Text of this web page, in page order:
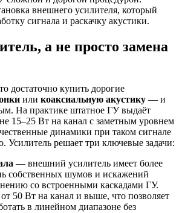
внешнего усилителя, который
сигнала и раскачку акустики.
а не просто замена
достаточно купить дорогие
или коаксиальную акустику — и
На практике штатное ГУ выдаёт
15–25 Вт на канал с заметным уровнем
динамики при таком сигнале
Усилитель решает три ключевые задачи:
— внешний усилитель имеет более
собственных шумов и искажений
со встроенными каскадами ГУ.
50 Вт на канал и выше, что позволяет
в линейном диапазоне без